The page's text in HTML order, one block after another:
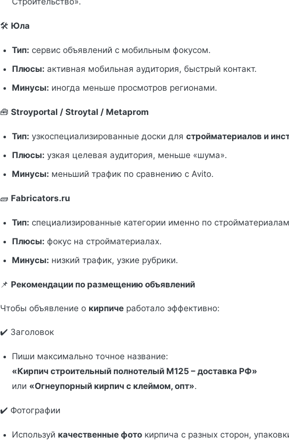
🛠 Юла
Тип: сервис объявлений с мобильным фокусом.
Плюсы: активная мобильная аудитория, быстрый контакт.
Минусы: иногда меньше просмотров регионами.
🧰 Stroyportal / Stroytal / Metaprom
Тип: узкоспециализированные доски для стройматериалов и
Плюсы: узкая целевая аудитория, меньше «шума».
Минусы: меньший трафик по сравнению с Avito.
🧱 Fabricators.ru
Тип: специализированные категории именно по
Плюсы: фокус на стройматериалах.
Минусы: низкий трафик, узкие рубрики.
📌 Рекомендации по размещению объявлений
Чтобы объявление о кирпиче работало эффективно:
✔️ Заголовок
Пиши максимально точное название:
«Кирпич строительный полнотелый М125 – доставка РФ»
или «Огнеупорный кирпич с клеймом, опт».
✔️ Фотографии
Используй качественные фото кирпича с разных сторон,